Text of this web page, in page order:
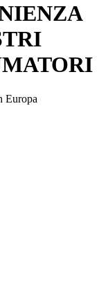
Europa